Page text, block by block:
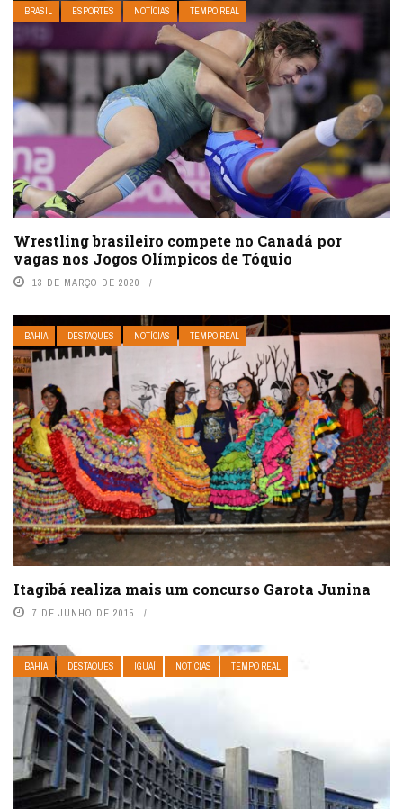
BRASIL ESPORTES NOTÍCIAS TEMPO REAL
Wrestling brasileiro compete no Canadá por
vagas nos Jogos Olímpicos de Tóquio
13 DE MARÇO DE 2020
BAHIA DESTAQUES NOTÍCIAS TEMPO REAL
Itagibá realiza mais um concurso Garota Junina
7 DE JUNHO DE 2015
BAHIA DESTAQUES IGUAÍ NOTÍCIAS TEMPO REAL